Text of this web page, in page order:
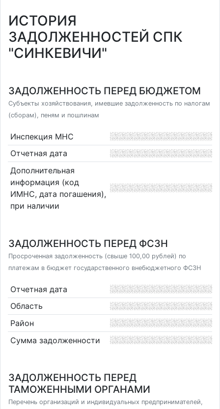
ИСТОРИЯ
ЗАДОЛЖЕННОСТЕЙ СПК
"СИНКЕВИЧИ"
ЗАДОЛЖЕННОСТЬ ПЕРЕД БЮДЖЕТОМ
Субъекты хозяйствования, имевшие задолженность по налогам
(сборам), пеням и пошлинам
Инспекция МНС
Отчетная дата
Дополнительная
информация (код
ИМНС, дата погашения),
при наличии
ЗАДОЛЖЕННОСТЬ ПЕРЕД ФСЗН
Просроченная задолженность (свыше 100,00 рублей) по
платежам в бюджет государственного внебюджетного ФСЗН
Отчетная дата
Область
Район
Сумма задолженности
ЗАДОЛЖЕННОСТЬ ПЕРЕД
ТАМОЖЕННЫМИ ОРГАНАМИ
Перечень организаций и индивидуальных предпринимателей,